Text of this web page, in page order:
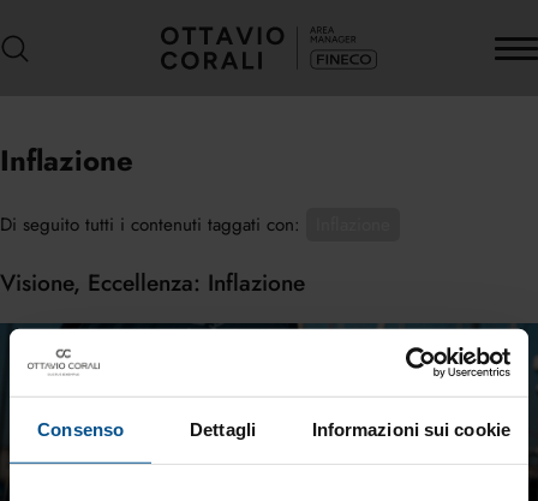
Consenso Dettagli Informazioni sui cookie
Inflazione
Di seguito tutti i contenuti taggati con:
Visione, Eccellenza: Inflazione